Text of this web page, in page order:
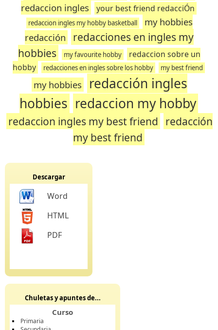
redaccion ingles
your best friend redacciÓn
redaccion ingles my hobby basketball
my hobbies
redacción
redacciones en ingles my
hobbies
my favourite hobby
redaccion sobre un
hobby
redacciones en ingles sobre los hobby my best friend
my hobbies
redacción ingles
hobbies redaccion my hobby
redaccion ingles my best friend redacción
my best friend
Descargar
Word
HTML
PDF
Chuletas y apuntes de...
Curso
Primaria